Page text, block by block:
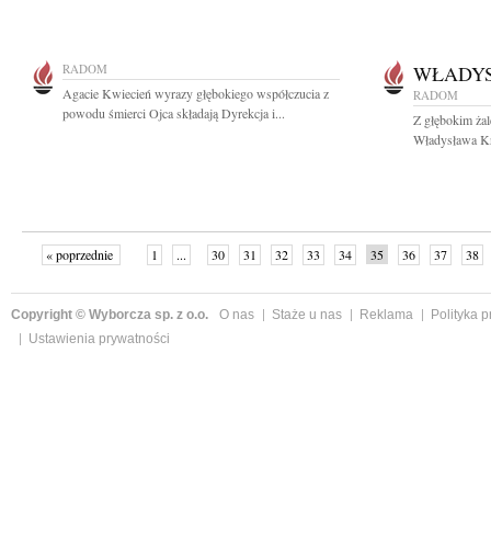
RADOM
Agacie Kwiecień wyrazy głębokiego współczucia z
powodu śmierci Ojca składają Dyrekcja i...
RADOM
Z głębokim
Władysława
« poprzednie 1 ... 30 31 32 33 34 35 36 37
38
Copyright © Wyborcza sp. z o.o. O nas Staże u nas Reklama
Polityka
Ustawienia prywatności